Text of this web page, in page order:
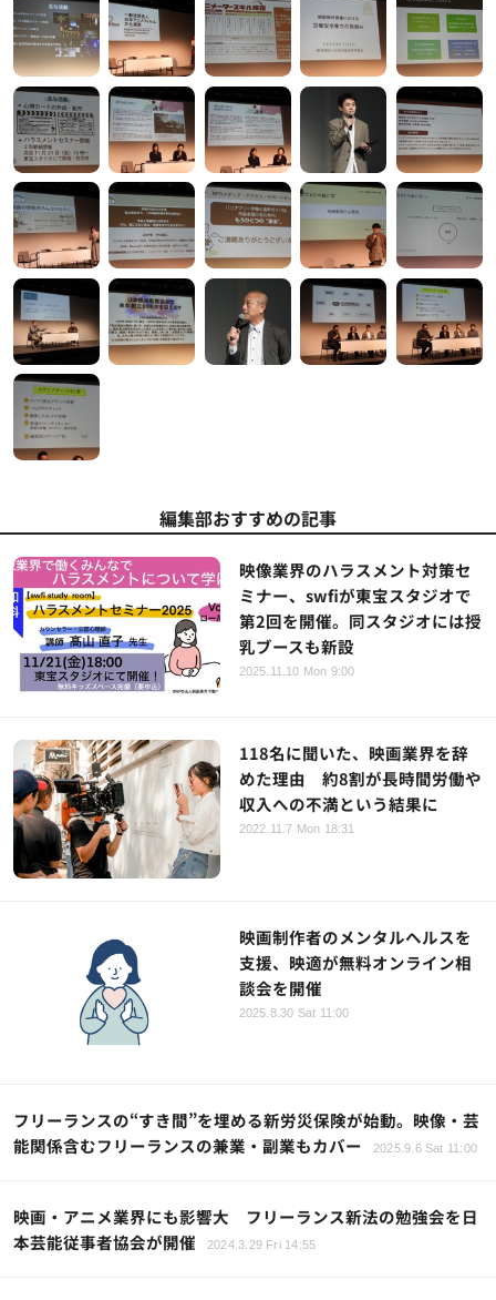
編集部おすすめの記事
映像業界のハラスメント対策セ
ミナー、swfiが東宝スタジオで
第2回を開催。同スタジオには授
乳ブースも新設
2025.11.10 Mon 9:00
118名に聞いた、映画業界を辞
めた理由 約8割が長時間労働や
収入への不満という結果に
2022.11.7 Mon 18:31
映画制作者のメンタルヘルスを
支援、映適が無料オンライン相
談会を開催
2025.8.30 Sat 11:00
フリーランスの“すき間”を埋める新労災保険が始動。映像・芸
能関係含むフリーランスの兼業・副業もカバー
2025.9.6 Sat 11:00
映画・アニメ業界にも影響大 フリーランス新法の勉強会を日
本芸能従事者協会が開催
2024.3.29 Fri 14:55